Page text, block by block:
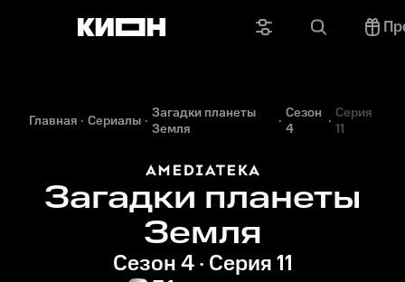
Главная Сериалы Загадки планеты
Земля
Сезон
4
Серия
11
Загадки планеты
Земля
Сезон 4 · Серия 11